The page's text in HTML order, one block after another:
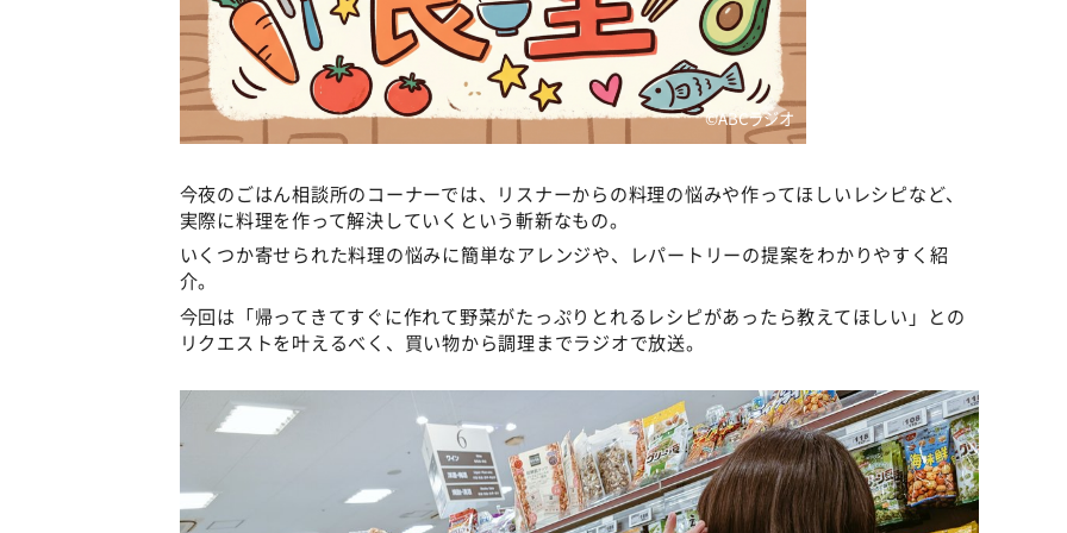
©️ABCラジオ
今夜のごはん相談所のコーナーでは、リスナーからの料理の悩みや作ってほしいレシピなど、
実際に料理を作って解決していくという斬新なもの。
いくつか寄せられた料理の悩みに簡単なアレンジや、レパートリーの提案をわかりやすく紹
介。
今回は「帰ってきてすぐに作れて野菜がたっぷりとれるレシピがあったら教えてほしい」との
リクエストを叶えるべく、買い物から調理までラジオで放送。